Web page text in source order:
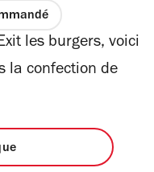
1
les burgers, voici
la confection de